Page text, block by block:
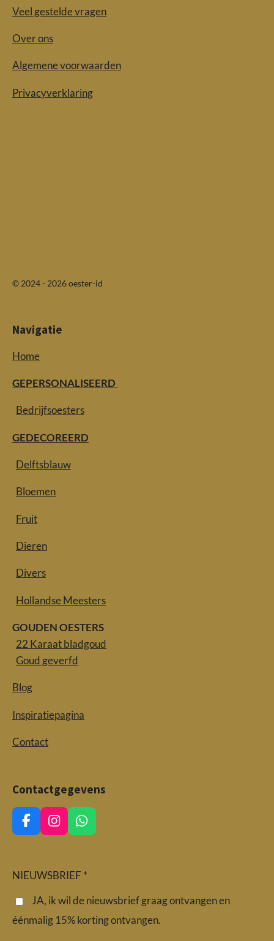
Veel gestelde vragen
Over ons
Algemene voorwaarden
Privacyverklaring
© 2024 - 2026 oester-id
Navigatie
Home
GEPERSONALISEERD
Bedrijfsoesters
GEDECOREERD
Delftsblauw
Bloemen
Fruit
Dieren
Divers
Hollandse Meesters
GOUDEN OESTERS
22 Karaat bladgoud
Goud geverfd
Blog
Inspiratiepagina
Contact
Contactgegevens
F
a
b
I
n
a
r
m
W
h
s
p
NIEUWSBRIEF *
JA, ik wil de nieuwsbrief graag ontvangen en
éénmalig 15% korting ontvangen.